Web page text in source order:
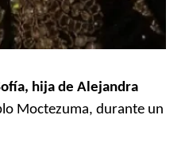
hija de Alejandra
Moctezuma, durante un